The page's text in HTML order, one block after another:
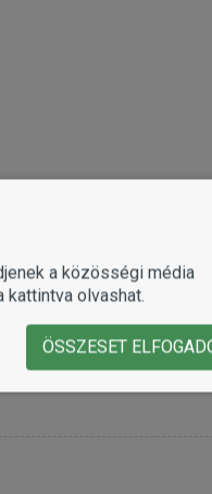
a közösségi média
kattintva olvashat.
ÖSSZESET